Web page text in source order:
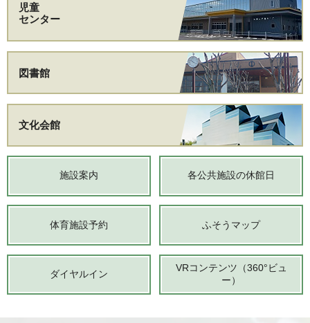
児童
センター
図書館
文化会館
施設案内 各公共施設の休館日
体育施設予約 ふそうマップ
ダイヤルイン
VRコンテンツ（360°ビュ
ー）